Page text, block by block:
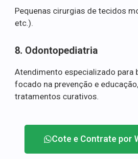
Pequenas cirurgias de tecidos
etc.).
8. Odontopediatria
Atendimento especializado para
focado na prevenção e
tratamentos curativos.
Cote e Contrate por